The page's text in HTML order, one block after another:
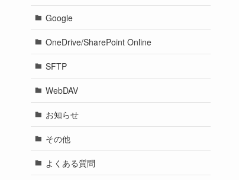
Google
OneDrive/SharePoint Online
SFTP
WebDAV
お知らせ
その他
よくある質問